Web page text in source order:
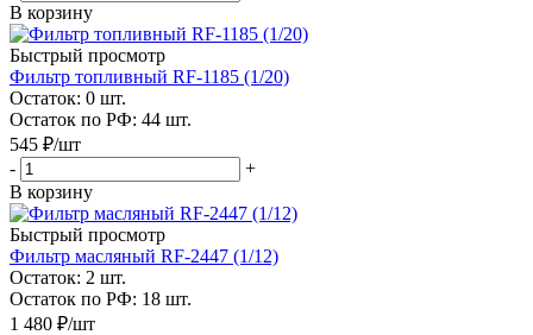
В корзину
Быстрый просмотр
Фильтр топливный RF-1185 (1/20)
Остаток: 0 шт.
Остаток по РФ: 44 шт.
545 ₽/шт
-
+
В корзину
Быстрый просмотр
Фильтр масляный RF-2447 (1/12)
Остаток: 2 шт.
Остаток по РФ: 18 шт.
1 480 ₽/шт